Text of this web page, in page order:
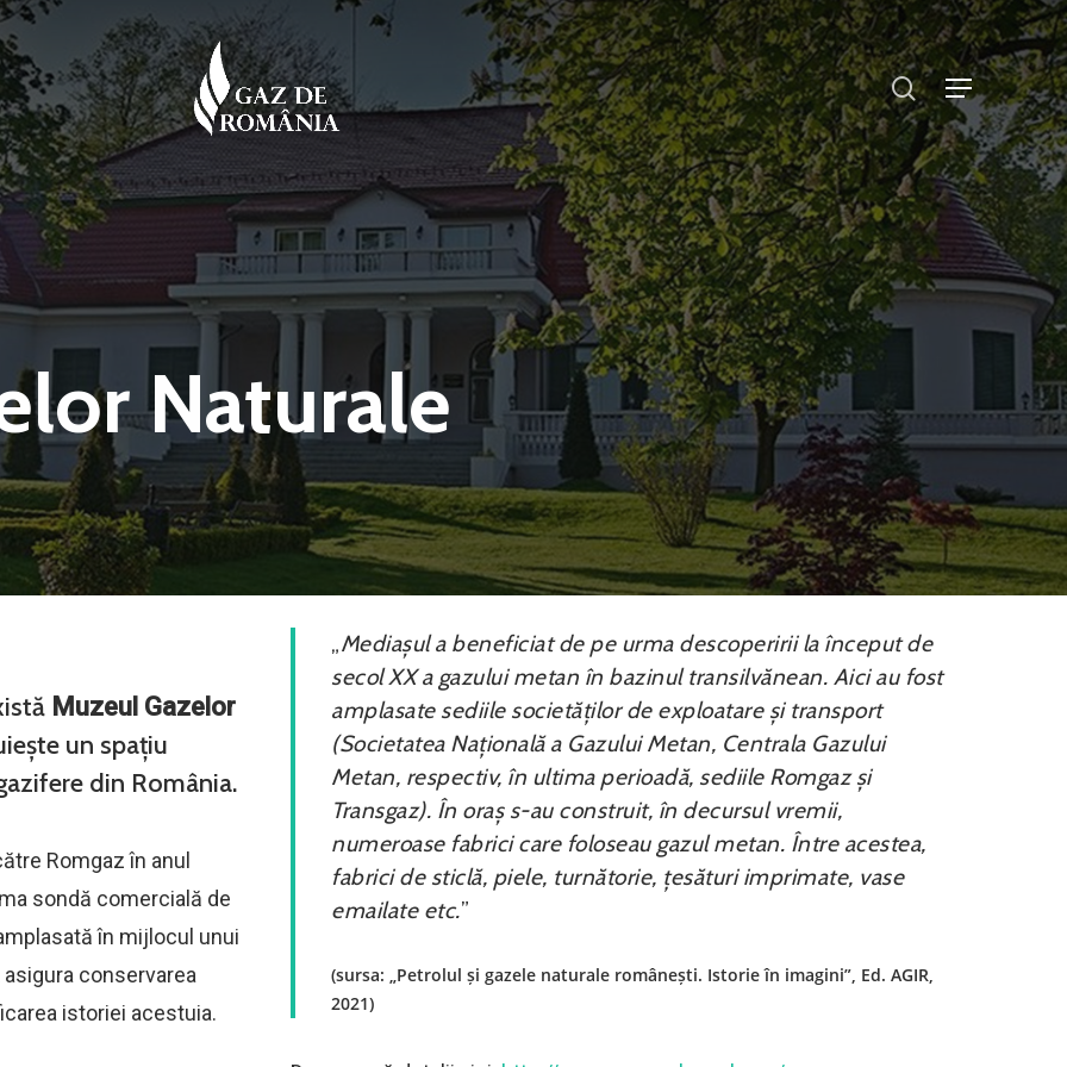
search
Menu
Naturale
Muzeul Gazelor
un spațiu
din România.
Romgaz în anul
sondă comercială de
în mijlocul unui
conservarea
istoriei acestuia.
„Mediașul a beneficiat de pe urma descoperirii la început de
secol XX a gazului metan în bazinul transilvănean. Aici au fost
amplasate sediile societăților de exploatare și transport
(Societatea Națională a Gazului Metan, Centrala Gazului
Metan, respectiv, în ultima perioadă, sediile Romgaz și
Transgaz). În oraș s-au construit, în decursul vremii,
numeroase fabrici care foloseau gazul metan. Între acestea,
fabrici de sticlă, piele, turnătorie, țesături imprimate, vase
emailate etc.”
(sursa: „Petrolul și gazele naturale românești. Istorie în imagini”, Ed. AGIR,
2021)